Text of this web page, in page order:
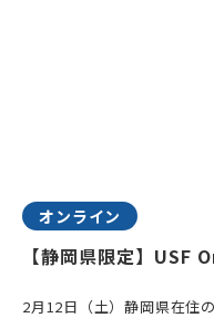
オンライン
【静岡県限定】
2月12日（土）静岡県在住